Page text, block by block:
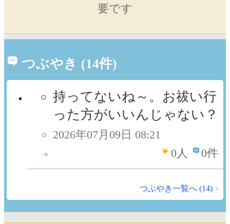
要です
つぶやき (14件)
持ってないね～。お祓い行
った方がいいんじゃない？
2026年07月09日 08:21
0 人 0件
つぶやき一覧へ (14)